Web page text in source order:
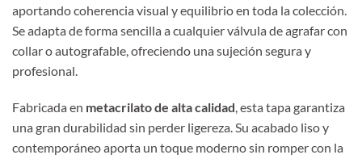
aportando coherencia visual y equilibrio en toda la colección.
Se adapta de forma sencilla a cualquier válvula de agrafar con
collar o autografable, ofreciendo una sujeción segura y
profesional.
Fabricada en metacrilato de alta calidad, esta tapa garantiza
una gran durabilidad sin perder ligereza. Su acabado liso y
contemporáneo aporta un toque moderno sin romper con la